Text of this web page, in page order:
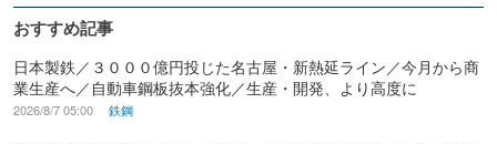
おすすめ記事
日本製鉄／３０００億円投じた名古屋・新熱延ライン／今月から商
業生産へ／自動車鋼板抜本強化／生産・開発、より高度に
2026/8/7 05:00 鉄鋼